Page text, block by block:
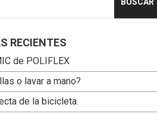
RECIENTES
de POLIFLEX
o lavar a mano?
de la bicicleta.